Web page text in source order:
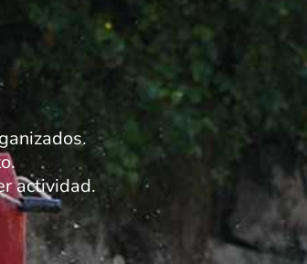
actividad.